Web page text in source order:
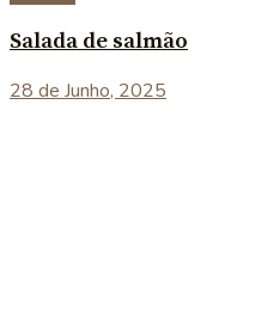
Salada de salmão
28 de Junho, 2025